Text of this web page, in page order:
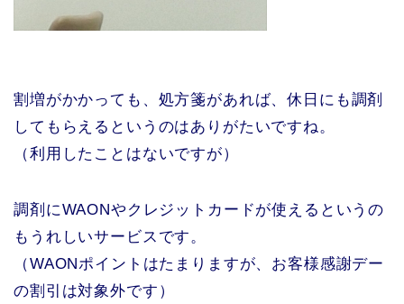
割増がかかっても、処方箋があれば、休日にも調剤
してもらえるというのはありがたいですね。
（利用したことはないですが）
調剤にWAONやクレジットカードが使えるというの
もうれしいサービスです。
（WAONポイントはたまりますが、お客様感謝デー
の割引は対象外です）